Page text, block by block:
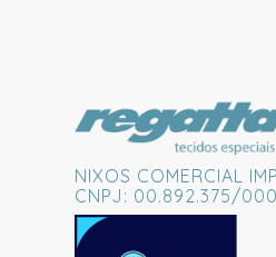
NIXOS COMERCIAL
CNPJ: 00.892.375/